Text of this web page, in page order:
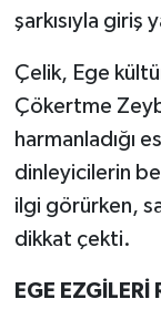
şarkısıyla giriş
Çelik, Ege
Çökertme
harmanladığı
dinleyicilerin
ilgi görürken,
dikkat çekti.
EGE